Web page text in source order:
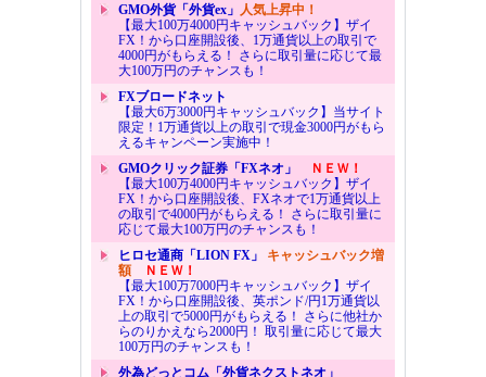
GMO外貨「外貨ex」 人気上昇中！
【最大100万4000円キャッシュバック】ザイ
FX！から口座開設後、1万通貨以上の取引で
4000円がもらえる！ さらに取引量に応じて最
大100万円のチャンスも！
FXブロードネット
【最大6万3000円キャッシュバック】当サイト
限定！1万通貨以上の取引で現金3000円がもら
えるキャンペーン実施中！
GMOクリック証券「FXネオ」
ＮＥＷ！
【最大100万4000円キャッシュバック】ザイ
FX！から口座開設後、FXネオで1万通貨以上
の取引で4000円がもらえる！ さらに取引量に
応じて最大100万円のチャンスも！
ヒロセ通商「LION FX」 キャッシュバック増
額ＮＥＷ！
【最大100万7000円キャッシュバック】ザイ
FX！から口座開設後、英ポンド/円1万通貨以
上の取引で5000円がもらえる！ さらに他社か
らのりかえなら2000円！ 取引量に応じて最大
100万円のチャンスも！
外為どっとコム「外貨ネクストネオ」